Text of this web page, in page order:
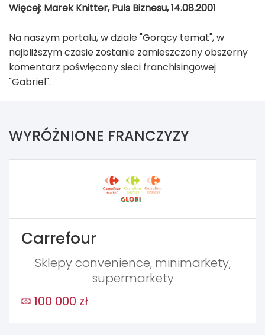
Więcej: Marek Knitter, Puls Biznesu, 14.08.2001
Na naszym portalu, w dziale "Gorący temat", w
najbliższym czasie zostanie zamieszczony obszerny
komentarz poświęcony sieci franchisingowej
"Gabriel".
WYRÓŻNIONE FRANCZYZY
Carrefour
Sklepy convenience, minimarkety,
supermarkety
100 000 zł